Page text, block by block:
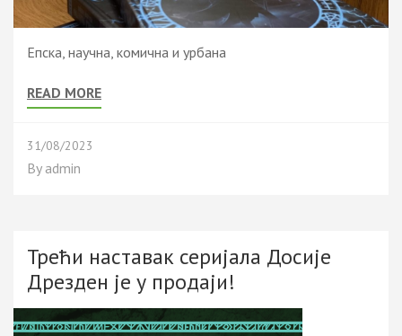
Епска, научна, комична и урбана
READ MORE
31/08/2023
By admin
Трећи наставак серијала Досије
Дрезден је у продаји!